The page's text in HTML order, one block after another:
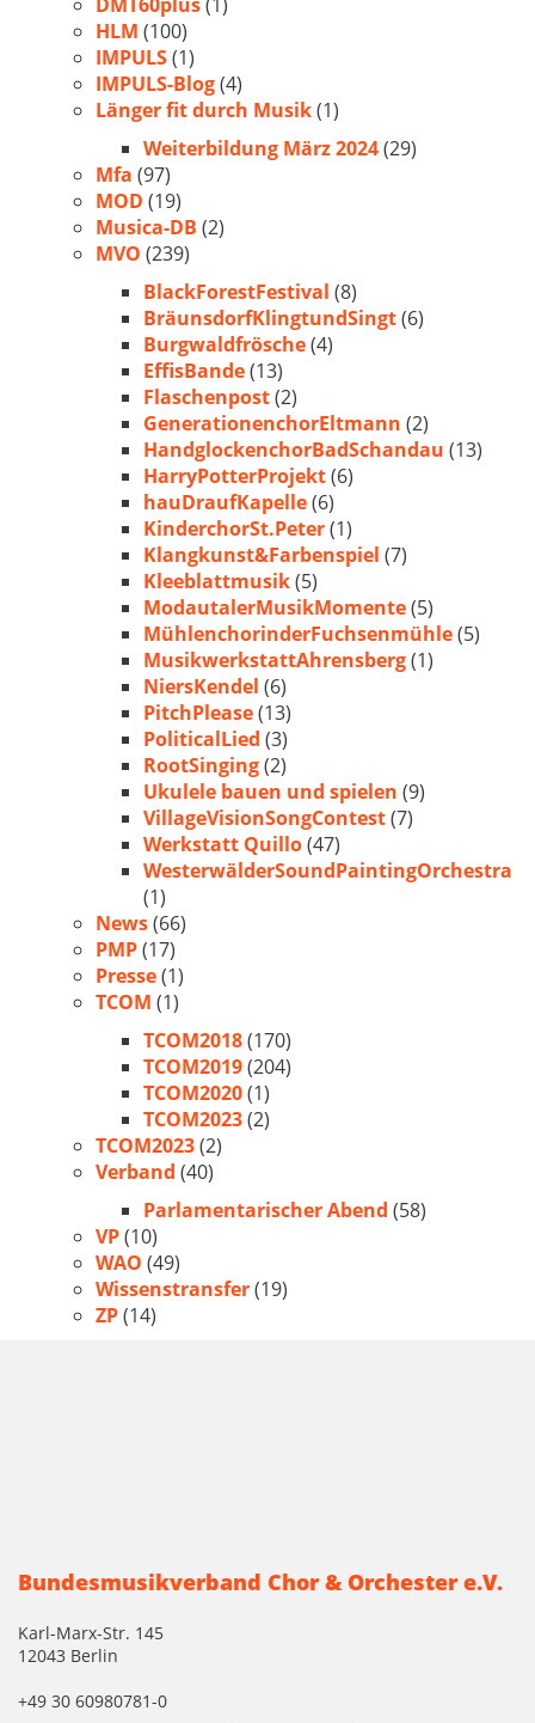
HLM (100)
IMPULS(1)
IMPULS-Blog(4)
Länger fit durch Musik(1)
Weiterbildung März 2024(29)
Mfa (97)
MOD (19)
Musica-DB (2)
MVO (239)
BlackForestFestival (8)
BräunsdorfKlingtundSingt(6)
Burgwaldfrösche(4)
EffisBande(13)
Flaschenpost(2)
GenerationenchorEltmann (2)
HandglockenchorBadSchandau (13)
HarryPotterProjekt(6)
hauDraufKapelle(6)
KinderchorSt.Peter(1)
Klangkunst&Farbenspiel (7)
Kleeblattmusik(5)
ModautalerMusikMomente(5)
MühlenchorinderFuchsenmühle(5)
MusikwerkstattAhrensberg(1)
NiersKendel (6)
PitchPlease(13)
PoliticalLied (3)
RootSinging(2)
Ukulele bauen und spielen (9)
VillageVisionSongContest(7)
Werkstatt Quillo(47)
WesterwälderSoundPaintingOrchestra
(1)
News(66)
PMP(17)
Presse(1)
TCOM (1)
TCOM2018(170)
TCOM2019(204)
TCOM2020(1)
TCOM2023(2)
TCOM2023(2)
Verband (40)
Parlamentarischer Abend (58)
VP(10)
WAO (49)
Wissenstransfer(19)
ZP(14)
Bundesmusikverband Chor & Orchester e.V.
Karl-Marx-Str. 145
12043 Berlin
+49 30 60980781-0